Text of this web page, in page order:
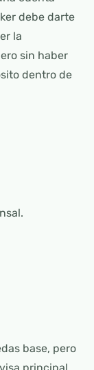
debe darte
la
sin haber
dentro de
base, pero